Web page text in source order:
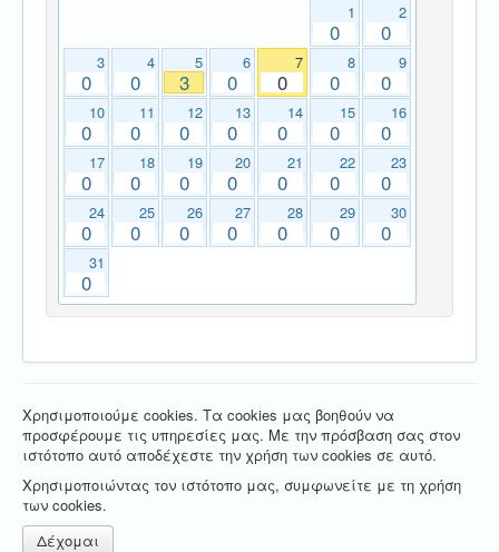
1
0
2
0
3
0
4
0
5
3
6
0
7
0
8
0
9
0
10
0
11
0
12
0
13
0
14
0
15
0
16
0
17
0
18
0
19
0
20
0
21
0
22
0
23
0
24
0
25
0
26
0
27
0
28
0
29
0
30
0
31
0
Χρησιμοποιούμε cookies. Τα cookies μας βοηθούν να
προσφέρουμε τις υπηρεσίες μας. Με την πρόσβαση σας στον
ιστότοπο αυτό αποδέχεστε την χρήση των cookies σε αυτό.
Χρησιμοποιώντας τον ιστότοπο μας, συμφωνείτε με τη χρήση
των cookies.
Δέχομαι